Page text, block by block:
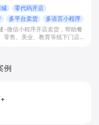
零代码开店
多平台卖货
多语言小程序
-微信小程序开店卖货，帮助餐
零售、美业、教育等线下门店及
例